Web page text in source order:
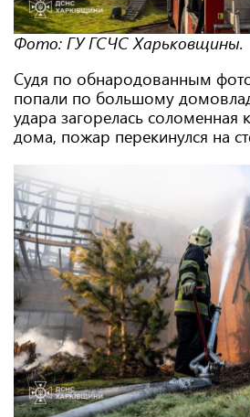
Фото: ГУ ГСЧС Харьковщины.
Судя по обнародованным
попали по большому
удара загорелась
дома, пожар перекинулся на